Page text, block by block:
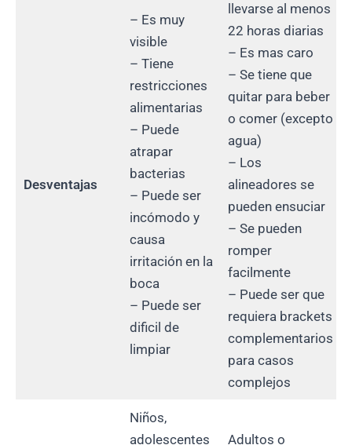
Desventajas
– Es muy
visible
– Tiene
restricciones
alimentarias
– Puede
atrapar
bacterias
– Puede ser
incómodo y
causa
irritación en la
boca
– Puede ser
dificil de
limpiar
llevarse al menos
22 horas diarias
– Es mas caro
– Se tiene que
quitar para beber
o comer (excepto
agua)
– Los
alineadores se
pueden ensuciar
– Se pueden
romper
facilmente
– Puede ser que
requiera brackets
complementarios
para casos
complejos
Niños,
adolescentes
Adultos o